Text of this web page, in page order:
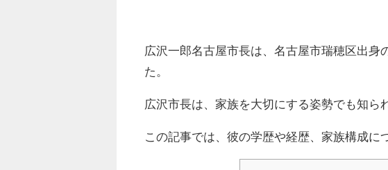
広沢一郎名古屋市長は、名古屋市瑞穂区出身
た。
広沢市長は、家族を大切にする姿勢でも知ら
この記事では、彼の学歴や経歴、家族構成に